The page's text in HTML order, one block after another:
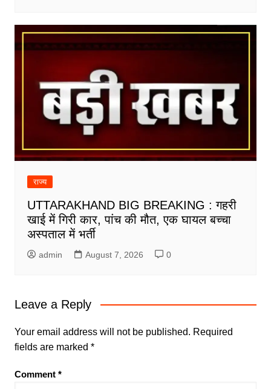
राज्य
UTTARAKHAND BIG BREAKING : गहरी
खाई में गिरी कार, पांच की मौत, एक घायल बच्चा
अस्पताल में भर्ती
admin August 7, 2026 0
Leave a Reply
Your email address will not be published. Required
fields are marked *
Comment *